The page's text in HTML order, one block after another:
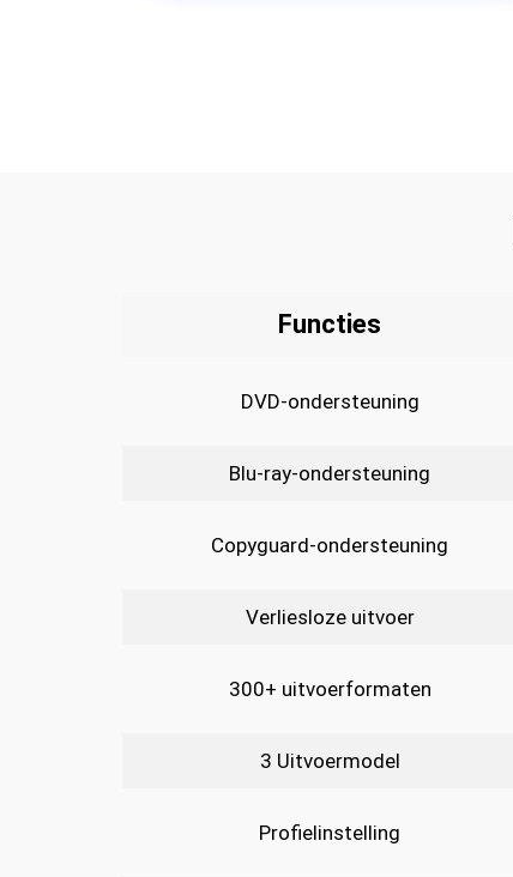
Functies
DVD-ondersteuning
Blu-ray-ondersteuning
Copyguard-ondersteuning
Verliesloze uitvoer
300+ uitvoerformaten
3 Uitvoermodel
Profielinstelling